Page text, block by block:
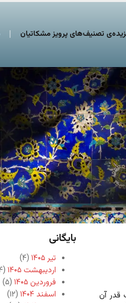
تصنیف‌های پرویز مشکاتیان
قدر آن
بایگانی
تیر ۱۴۰۵
(۴)
اردیبهشت ۱۴۰۵
(۴)
فروردین ۱۴۰۵
(۵)
اسفند ۱۴۰۴
(۱۲)